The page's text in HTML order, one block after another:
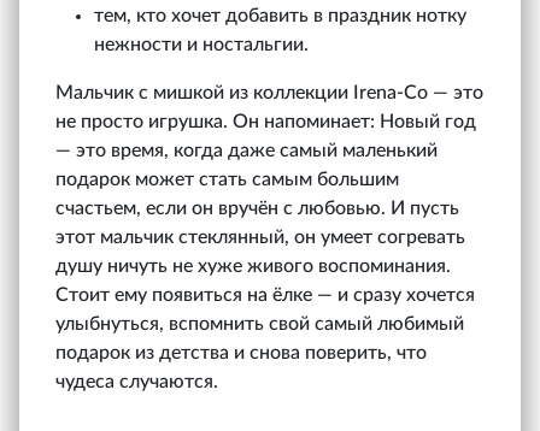
тем, кто хочет добавить в праздник нотку
нежности и ностальгии.
Мальчик с мишкой из коллекции Irena‑Co — это
не просто игрушка. Он напоминает: Новый год
— это время, когда даже самый маленький
подарок может стать самым большим
счастьем, если он вручён с любовью. И пусть
этот мальчик стеклянный, он умеет согревать
душу ничуть не хуже живого воспоминания.
Стоит ему появиться на ёлке — и сразу хочется
улыбнуться, вспомнить свой самый любимый
подарок из детства и снова поверить, что
чудеса случаются.